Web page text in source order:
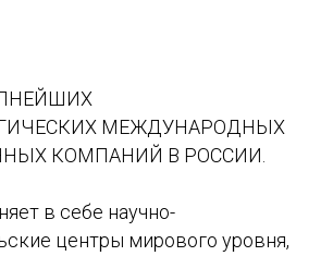
МЕЖДУНАРОДНЫХ
КОМПАНИЙ В РОССИИ.
в себе научно-
центры мирового уровня,